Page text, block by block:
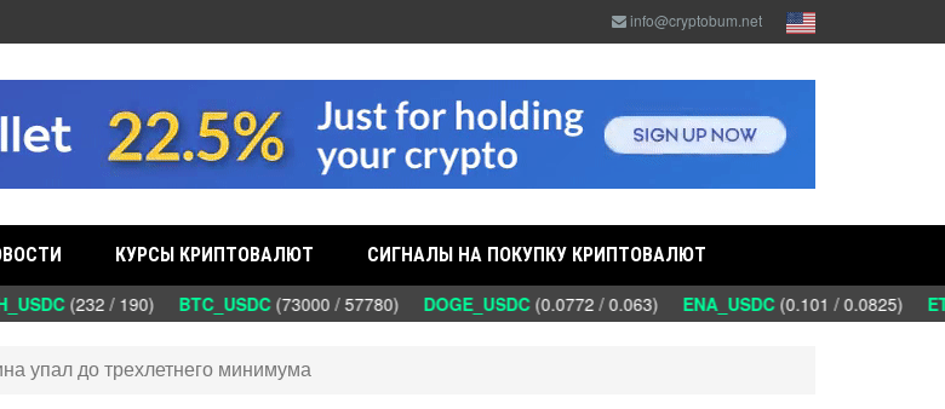
info@cryptobum.net
КУРСЫ КРИПТОВАЛЮТ СИГНАЛЫ НА ПОКУПКУ КРИПТОВАЛЮТ
(232 / 190) BTC_USDC(73000 / 57780) DOGE_USDC(0.0772 / 0.063) ENA_USDC(0.101 / 0.0825)
упал до трехлетнего минимума